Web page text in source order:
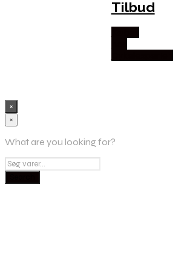
Tilbud
×
×
What are you looking for?